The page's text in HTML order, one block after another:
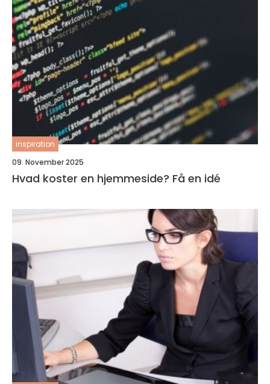
inspiration
09. November 2025
Hvad koster en hjemmeside? Få en idé